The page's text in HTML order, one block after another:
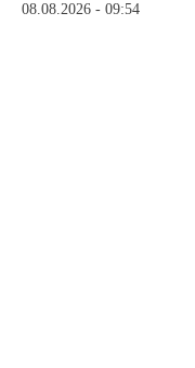
08.08.2026 - 09:54